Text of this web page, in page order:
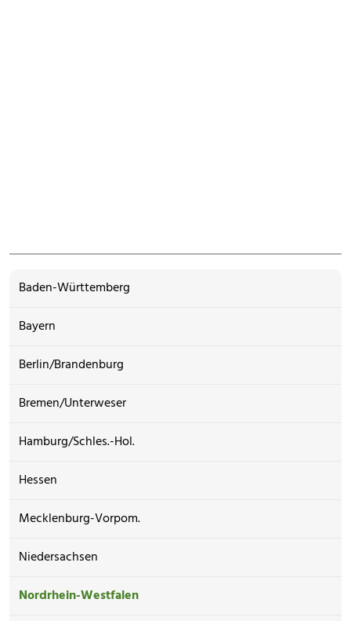
Baden-Württemberg
Bayern
Berlin/Brandenburg
Bremen/Unterweser
Hamburg/Schles.-Hol.
Hessen
Mecklenburg-Vorpom.
Niedersachsen
Nordrhein-Westfalen